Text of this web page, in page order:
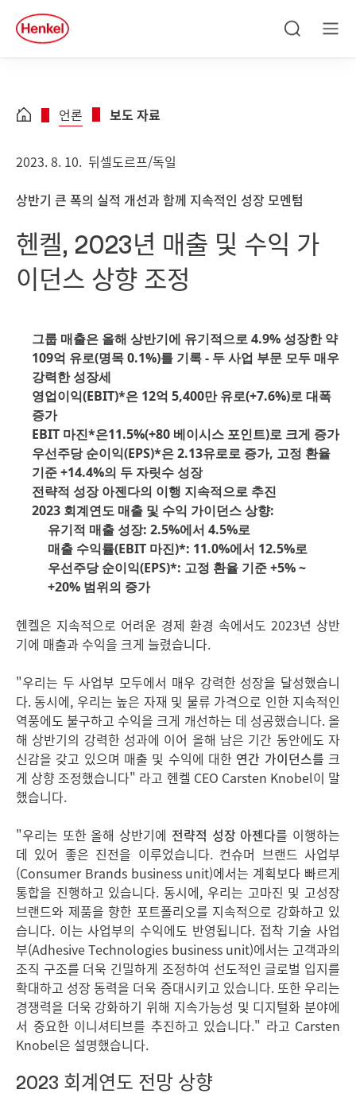
Skip to main content
Skip to footer
quick
search
언론 보도 자료
2023. 8. 10. 뒤셀도르프/독일
상반기 큰 폭의 실적 개선과 함께 지속적인 성장 모멘텀
헨켈, 2023년 매출 및 수익 가
이던스 상향 조정
그룹 매출은 올해 상반기에 유기적으로 4.9% 성장한 약
109억 유로(명목 0.1%)를 기록 - 두 사업 부문 모두 매우
강력한 성장세
영업이익(EBIT)*은 12억 5,400만 유로(+7.6%)로 대폭
증가
EBIT 마진*은11.5%(+80 베이시스 포인트)로 크게 증가
우선주당 순이익(EPS)*은 2.13유로로 증가, 고정 환율
기준 +14.4%의 두 자릿수 성장
전략적 성장 아젠다의 이행 지속적으로 추진
2023 회계연도 매출 및 수익 가이던스 상향:
유기적 매출 성장: 2.5%에서 4.5%로
매출 수익률(EBIT 마진)*: 11.0%에서 12.5%로
우선주당 순이익(EPS)*: 고정 환율 기준 +5% ~
+20% 범위의 증가
헨켈은 지속적으로 어려운 경제 환경 속에서도 2023년 상반
기에 매출과 수익을 크게 늘렸습니다.
"우리는 두 사업부 모두에서 매우 강력한 성장을 달성했습니
다. 동시에, 우리는 높은 자재 및 물류 가격으로 인한 지속적인
역풍에도 불구하고 수익을 크게 개선하는 데 성공했습니다. 올
해 상반기의 강력한 성과에 이어 올해 남은 기간 동안에도 자
신감을 갖고 있으며 매출 및 수익에 대한 연간 가이던스를 크
게 상향 조정했습니다" 라고 헨켈 CEO Carsten Knobel이 말
했습니다.
"우리는 또한 올해 상반기에 전략적 성장 아젠다를 이행하는
데 있어 좋은 진전을 이루었습니다. 컨슈머 브랜드 사업부
(Consumer Brands business unit)에서는 계획보다 빠르게
통합을 진행하고 있습니다. 동시에, 우리는 고마진 및 고성장
브랜드와 제품을 향한 포트폴리오를 지속적으로 강화하고 있
습니다. 이는 사업부의 수익에도 반영됩니다. 접착 기술 사업
부(Adhesive Technologies business unit)에서는 고객과의
조직 구조를 더욱 긴밀하게 조정하여 선도적인 글로벌 입지를
확대하고 성장 동력을 더욱 증대시키고 있습니다. 또한 우리는
경쟁력을 더욱 강화하기 위해 지속가능성 및 디지털화 분야에
서 중요한 이니셔티브를 추진하고 있습니다." 라고 Carsten
Knobel은 설명했습니다.
2023 회계연도 전망 상향